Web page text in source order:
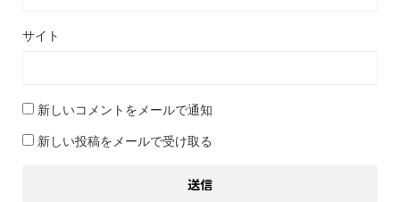
サイト
新しいコメントをメールで通知
新しい投稿をメールで受け取る